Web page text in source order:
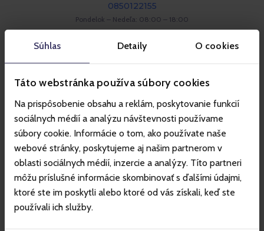
Súhlas Detaily O cookies
Táto webstránka používa súbory cookies
Na prispôsobenie obsahu a reklám, poskytovanie funkcií
sociálnych médií a analýzu návštevnosti používame
súbory cookie. Informácie o tom, ako používate naše
webové stránky, poskytujeme aj našim partnerom v
oblasti sociálnych médií, inzercie a analýzy. Títo partneri
môžu príslušné informácie skombinovať s ďalšími údajmi,
ktoré ste im poskytli alebo ktoré od vás získali, keď ste
používali ich služby.
0850122155
Pondelok – Nedeľa: 08:00 – 18:00
+421220510448
Pondelok – Nedeľa: 08:00 – 18:00
E-mailový kontakt
info@gopass.sk